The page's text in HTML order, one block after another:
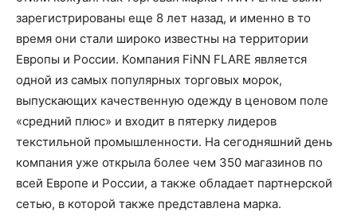
зарегистрированы еще 8 лет назад, и именно в то
время они стали широко известны на территории
Европы и России. Компания FiNN FLARE является
одной из самых популярных торговых морок,
выпускающих качественную одежду в ценовом поле
«средний плюс» и входит в пятерку лидеров
текстильной промышленности. На сегодняшний день
компания уже открыла более чем 350 магазинов по
всей Европе и России, а также обладает партнерской
сетью, в которой также представлена марка.